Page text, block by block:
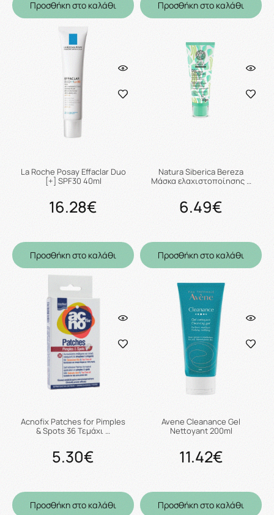
Προσθήκη στο καλάθι Προσθήκη στο καλάθι
La Roche Posay Effaclar Duo
[+] SPF30 40ml
16.28€
Προσθήκη στο καλάθι
Natura Siberica Bereza
Mάσκα ελαχιστοποίησης …
6.49€
Προσθήκη στο καλάθι
Acnofix Patches for Pimples
& Spots 36 Τεμάχι …
5.30€
Προσθήκη στο καλάθι
Avene Cleanance Gel
Nettoyant 200ml
11.42€
Προσθήκη στο καλάθι